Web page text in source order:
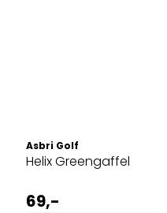
Asbri Golf
Helix Greengaffel
69,-